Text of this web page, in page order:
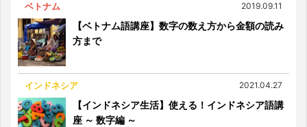
ベトナム 2019.09.11
【ベトナム語講座】数字の数え方から金額の読み
方まで
インドネシア 2021.04.27
【インドネシア生活】使える！インドネシア語講
座 ～ 数字編 ～